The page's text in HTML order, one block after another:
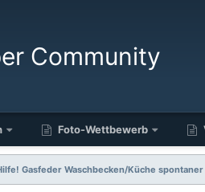
Foto-Wettbewerb
Gasfeder Waschbecken/Küche